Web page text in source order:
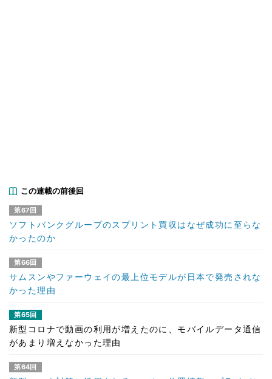
この連載の前後回
第67回
ソフトバンクグループのスプリント買収はなぜ成功に至らな
かったのか
第66回
サムスンやファーウェイの最上位モデルが日本で発売されな
かった理由
第65回
新型コロナで動画の利用が増えたのに、モバイルデータ通信
があまり増えなかった理由
第64回